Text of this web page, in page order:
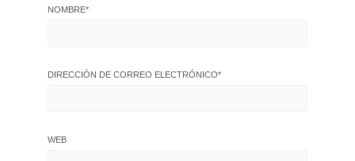
NOMBRE*
DIRECCIÓN DE CORREO ELECTRÓNICO*
WEB